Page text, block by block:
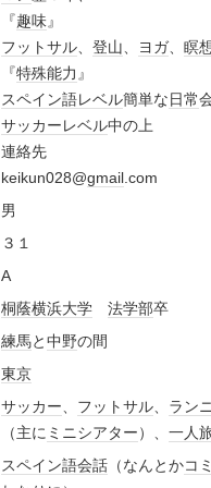
『趣味』
フットサル、 登山、 ヨガ、 瞑
『特殊能力 』
スペイン語レベル簡単な日常
サッカーレベル中の上
連絡先
keikun028@gmail.com
男
３１
A
桐蔭横浜大学 法学部卒
練馬と中野の間
東京
サッカー、 フットサル、 ラン
（主に ミニシアター）、 一人
スペイン語会話 （なんとかコ